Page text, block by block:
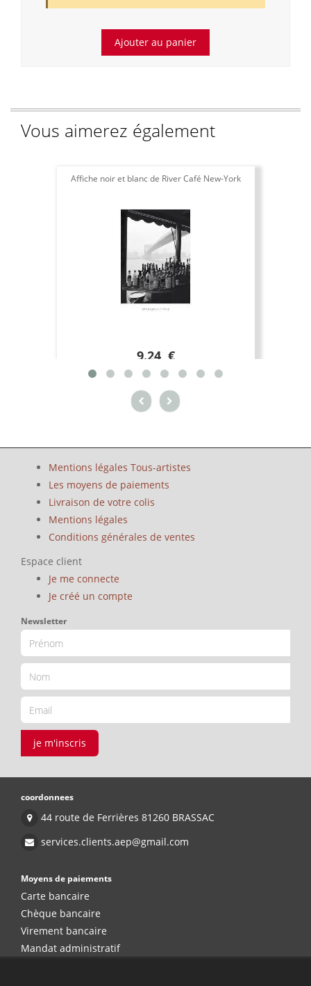
Vous aimerez également
Affiche noir et blanc de River Café New-York
9.24 €
Mentions légales Tous-artistes
Les moyens de paiements
Livraison de votre colis
Mentions légales
Conditions générales de ventes
Espace client
Je me connecte
Je créé un compte
Newsletter
je m'inscris
coordonnees
44 route de Ferrières 81260 BRASSAC
services.clients.aep@gmail.com
Moyens de paiements
Carte bancaire
Chèque bancaire
Virement bancaire
Mandat administratif